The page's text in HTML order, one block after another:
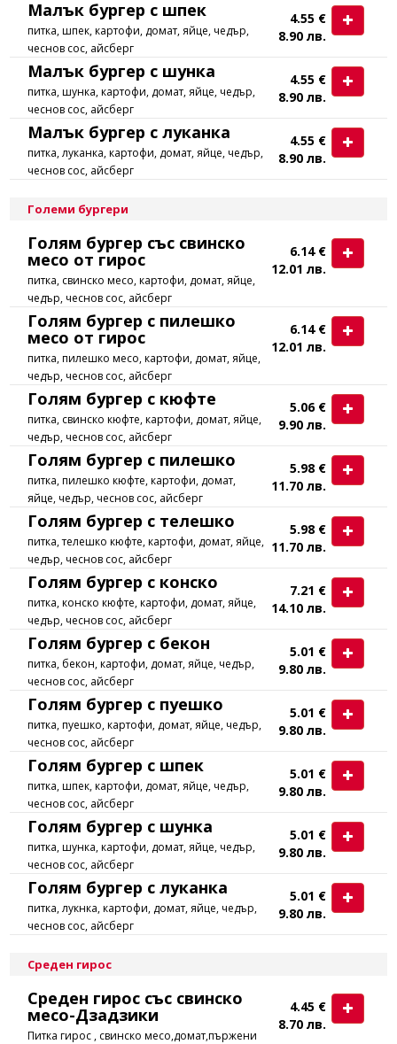
Малък бургер с шпек
питка, шпек, картофи, домат, яйце, чедър,
чеснов сос, айсберг
4.55 €
8.90 лв.
Малък бургер с шунка
питка, шунка, картофи, домат, яйце, чедър,
чеснов сос, айсберг
4.55 €
8.90 лв.
Малък бургер с луканка
питка, луканка, картофи, домат, яйце, чедър,
чеснов сос, айсберг
4.55 €
8.90 лв.
Големи бургери
Голям бургер със свинско
месо от гирос
питка, свинско месо, картофи, домат, яйце,
чедър, чеснов сос, айсберг
6.14 €
12.01 лв.
Голям бургер с пилешко
месо от гирос
питка, пилешко месо, картофи, домат, яйце,
чедър, чеснов сос, айсберг
6.14 €
12.01 лв.
Голям бургер с кюфте
питка, свинско кюфте, картофи, домат, яйце,
чедър, чеснов сос, айсберг
5.06 €
9.90 лв.
Голям бургер с пилешко
питка, пилешко кюфте, картофи, домат,
яйце, чедър, чеснов сос, айсберг
5.98 €
11.70 лв.
Голям бургер с телешко
питка, телешко кюфте, картофи, домат, яйце,
чедър, чеснов сос, айсберг
5.98 €
11.70 лв.
Голям бургер с конско
питка, конско кюфте, картофи, домат, яйце,
чедър, чеснов сос, айсберг
7.21 €
14.10 лв.
Голям бургер с бекон
питка, бекон, картофи, домат, яйце, чедър,
чеснов сос, айсберг
5.01 €
9.80 лв.
Голям бургер с пуешко
питка, пуешко, картофи, домат, яйце, чедър,
чеснов сос, айсберг
5.01 €
9.80 лв.
Голям бургер с шпек
питка, шпек, картофи, домат, яйце, чедър,
чеснов сос, айсберг
5.01 €
9.80 лв.
Голям бургер с шунка
питка, шунка, картофи, домат, яйце, чедър,
чеснов сос, айсберг
5.01 €
9.80 лв.
Голям бургер с луканка
питка, лукнка, картофи, домат, яйце, чедър,
чеснов сос, айсберг
5.01 €
9.80 лв.
Среден гирос
Среден гирос със свинско
месо-Дзадзики
Питка гирос , свинско месо,домат,пържени
4.45 €
8.70 лв.